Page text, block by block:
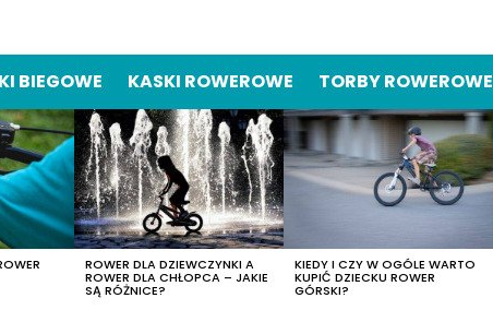
BIEGOWE KASKI ROWEROWE TORBY ROWEROWE
ROWER DLA DZIEWCZYNKI A
ROWER DLA CHŁOPCA – JAKIE
SĄ RÓŻNICE?
KIEDY I CZY W OGÓLE WARTO
KUPIĆ DZIECKU ROWER
GÓRSKI?